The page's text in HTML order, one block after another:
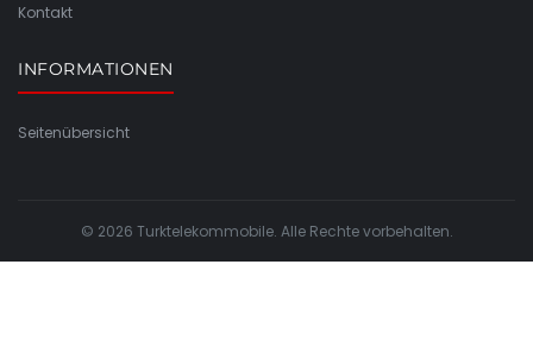
Kontakt
INFORMATIONEN
Seitenübersicht
© 2026 Turktelekommobile. Alle Rechte vorbehalten.